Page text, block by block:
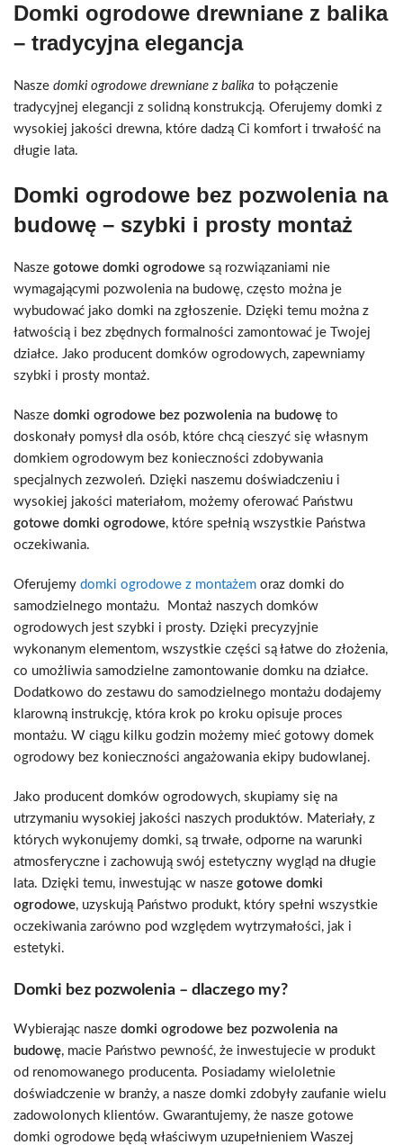
Domki ogrodowe drewniane z balika
– tradycyjna elegancja
Nasze domki ogrodowe drewniane z balika to połączenie
tradycyjnej elegancji z solidną konstrukcją. Oferujemy domki z
wysokiej jakości drewna, które dadzą Ci komfort i trwałość na
długie lata.
Domki ogrodowe bez pozwolenia na
budowę – szybki i prosty montaż
Nasze gotowe domki ogrodowe są rozwiązaniami nie
wymagającymi pozwolenia na budowę, często można je
wybudować jako domki na zgłoszenie. Dzięki temu można z
łatwością i bez zbędnych formalności zamontować je Twojej
działce. Jako producent domków ogrodowych, zapewniamy
szybki i prosty montaż.
Nasze domki ogrodowe bez pozwolenia na budowę to
doskonały pomysł dla osób, które chcą cieszyć się własnym
domkiem ogrodowym bez konieczności zdobywania
specjalnych zezwoleń. Dzięki naszemu doświadczeniu i
wysokiej jakości materiałom, możemy oferować Państwu
gotowe domki ogrodowe, które spełnią wszystkie Państwa
oczekiwania.
Oferujemy domki ogrodowe z montażem oraz domki do
samodzielnego montażu. Montaż naszych domków
ogrodowych jest szybki i prosty. Dzięki precyzyjnie
wykonanym elementom, wszystkie części są łatwe do złożenia,
co umożliwia samodzielne zamontowanie domku na działce.
Dodatkowo do zestawu do samodzielnego montażu dodajemy
klarowną instrukcję, która krok po kroku opisuje proces
montażu. W ciągu kilku godzin możemy mieć gotowy domek
ogrodowy bez konieczności angażowania ekipy budowlanej.
Jako producent domków ogrodowych, skupiamy się na
utrzymaniu wysokiej jakości naszych produktów. Materiały, z
których wykonujemy domki, są trwałe, odporne na warunki
atmosferyczne i zachowują swój estetyczny wygląd na długie
lata. Dzięki temu, inwestując w nasze gotowe domki
ogrodowe, uzyskują Państwo produkt, który spełni wszystkie
oczekiwania zarówno pod względem wytrzymałości, jak i
estetyki.
Domki bez pozwolenia – dlaczego my?
Wybierając nasze domki ogrodowe bez pozwolenia na
budowę, macie Państwo pewność, że inwestujecie w produkt
od renomowanego producenta. Posiadamy wieloletnie
doświadczenie w branży, a nasze domki zdobyły zaufanie wielu
zadowolonych klientów. Gwarantujemy, że nasze gotowe
domki ogrodowe będą właściwym uzupełnieniem Waszej